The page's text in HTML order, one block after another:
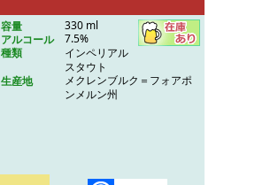
容量
330 ml
アルコール
7.5%
種類
インペリアル
スタウト
生産地
メクレンブルク＝フォアポ
ンメルン州